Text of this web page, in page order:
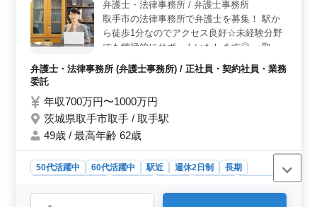
働けます。
弁護士・法律事務所 / 弁護士事務所
取手市の法律事務所で弁護士を募集！ 駅か
ら徒歩1分なのでアクセス良好☆未経験分野
でも積極的にサポートいたします◎ ＜取扱
業務＞ ◯離婚・不貞 ◯相続 ◯交通事故 ◯
労働問題 ＊その他一般民事に関する問題
＜特徴＞ ◯駅徒歩1分 ◯経験不問 ◯残業少
なめ ご応募お待ちしております♪
弁護士・法律事務所 (弁護士事務所) / 正社員・契約社員・業務
委託
年収700万円〜1000万円
茨城県取手市取手 / 取手駅
49歳 / 最高年齢 62歳
50代活躍中 60代活躍中 駅近 週休2日制
長期
業務委託